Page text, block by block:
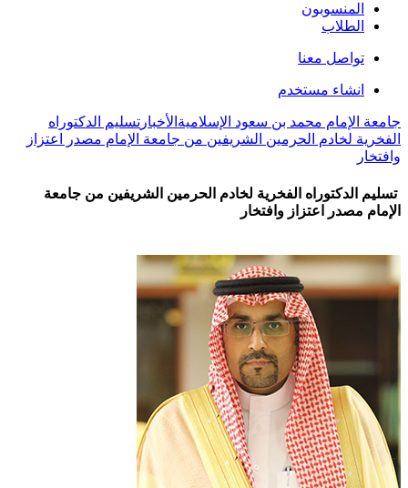
المنسوبون
الطلاب
تواصل معنا
انشاء مستخدم
جامعة الإمام محمد بن سعود الإسلامية الأخبار تسليم الدكتوراه
الفخرية لخادم الحرمين الشريفين من جامعة الإمام مصدر اعتزاز
وافتخار
تسليم الدكتوراه الفخرية لخادم الحرمين الشريفين من جامعة
الإمام مصدر اعتزاز وافتخار